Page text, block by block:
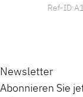
Ref-
Newsletter
Abonnieren Sie